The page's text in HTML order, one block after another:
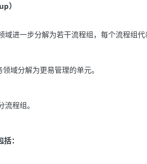
）
进一步分解为若干流程组，每个流程组代
域分解为更易管理的单元。
程组。
：